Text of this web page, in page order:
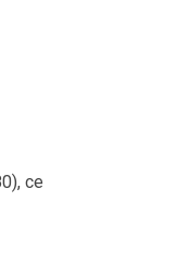
ce